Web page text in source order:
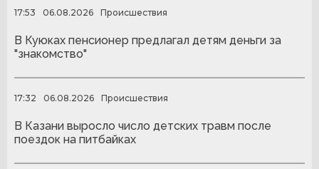
17:53 06.08.2026 Происшествия
В Куюках пенсионер предлагал детям деньги за
"знакомство"
17:32 06.08.2026 Происшествия
В Казани выросло число детских травм после
поездок на питбайках